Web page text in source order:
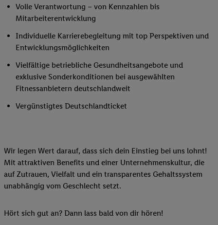
Volle Verantwortung – von Kennzahlen bis
Mitarbeiterentwicklung
Individuelle Karrierebegleitung mit top Perspektiven und
Entwicklungsmöglichkeiten
Vielfältige betriebliche Gesundheitsangebote und
exklusive Sonderkonditionen bei ausgewählten
Fitnessanbietern deutschlandweit
Vergünstigtes Deutschlandticket
Wir legen Wert darauf, dass sich dein Einstieg bei uns lohnt!
Mit attraktiven Benefits und einer Unternehmenskultur, die
auf Zutrauen, Vielfalt und ein transparentes Gehaltssystem
unabhängig vom Geschlecht setzt.
Hört sich gut an? Dann lass bald von dir hören!